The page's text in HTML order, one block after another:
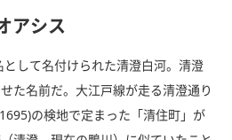
アシス
して名付けられた清澄白河。清澄
た名前だ。大江戸線が走る清澄通り
の検地で定まった「清住町」が